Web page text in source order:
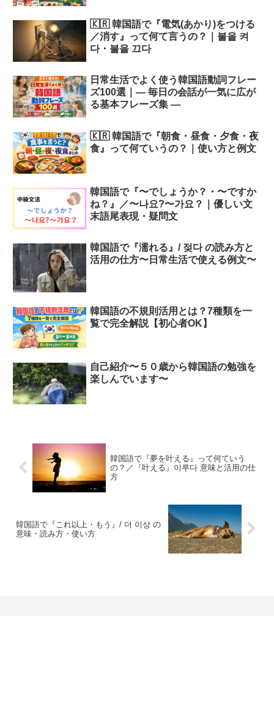
🇰🇷 韓国語で『電気(あかり)をつける
／消す』って何て言うの？｜불을 켜
다・불을 끄다
日常生活でよく使う韓国語動詞フレー
ズ100選｜― 毎日の会話が一気に広が
る基本フレーズ集 ―
🇰🇷 韓国語で『朝食・昼食・夕食・夜
食』って何ていうの？｜使い方と例文
韓国語で『〜でしょうか？・〜ですか
ね？』／〜나요?〜가요？｜優しい文
末語尾表現・疑問文
韓国語で『濡れる』/ 젖다 の読み方と
活用の仕方〜日常生活で使える例文〜
韓国語の不規則活用とは？7種類を一
覧で完全解説【初心者OK】
自己紹介〜５０歳から韓国語の勉強を
楽しんでいます〜
韓国語で『夢を叶える』って何ていう
の？／『叶える』이루다 意味と活用の仕
方
韓国語で『これ以上・もう』/ 더 이상 の
意味・読み方・使い方